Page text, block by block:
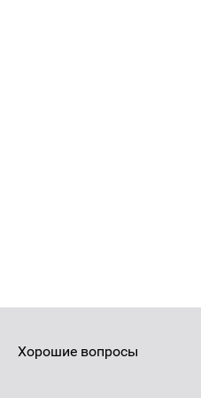
Хорошие вопросы